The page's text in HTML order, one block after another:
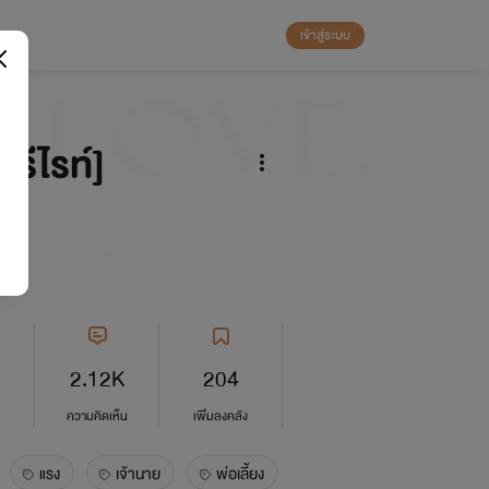
เข้าสู่ระบบ
รีไรท์]
2.12K
ความคิดเห็น
204
เพิ่มลงคลัง
แรง เจ้านาย
พ่อเลี้ยง